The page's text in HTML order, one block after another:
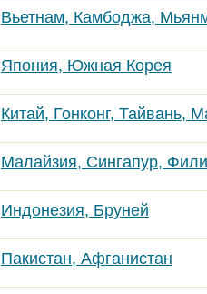
Вьетнам, Камбоджа,
Япония, Южная Корея
Китай, Гонконг, Тайвань,
Малайзия, Сингапур,
Индонезия, Бруней
Пакистан, Афганистан